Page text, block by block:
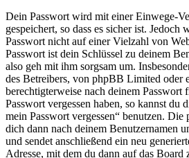
Dein Passwort wird mit einer Einwege-
gespeichert, so dass es sicher ist. Jedoch
Passwort nicht auf einer Vielzahl von
Passwort ist dein Schlüssel zu deinem
also geh mit ihm sorgsam um.
des Betreibers, von phpBB Limited oder
berechtigterweise nach deinem Passwort
Passwort vergessen haben, so kannst du
mein Passwort vergessen“ benutzen.
dich dann nach deinem Benutzernamen
und sendet anschließend ein neu
Adresse, mit dem du dann auf das Board